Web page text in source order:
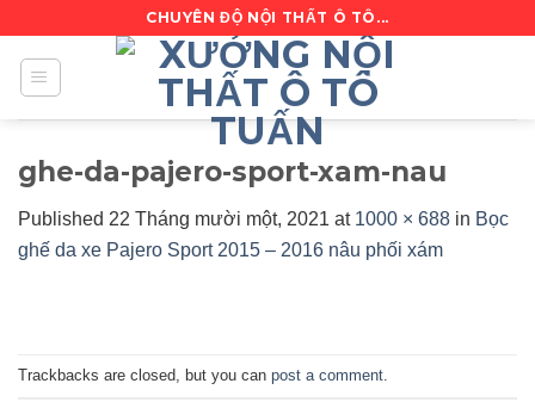
content
CHUYÊN ĐỘ NỘI THẤT Ô TÔ...
ghe-da-pajero-sport-xam-nau
Published 22 Tháng mười một, 2021 at 1000 × 688 in Bọc
ghế da xe Pajero Sport 2015 – 2016 nâu phối xám
Trackbacks are closed, but you can post a comment